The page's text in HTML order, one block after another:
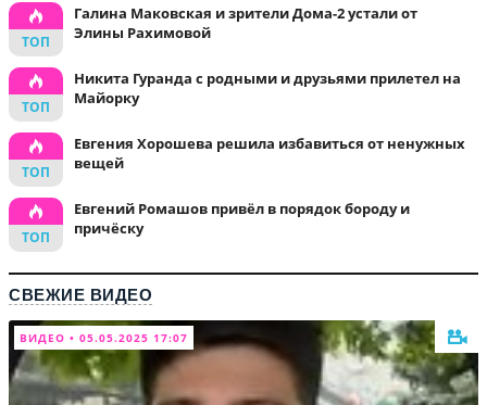
Галина Маковская и зрители Дома-2 устали от
Элины Рахимовой
Никита Гуранда с родными и друзьями прилетел на
Майорку
Евгения Хорошева решила избавиться от ненужных
вещей
Евгений Ромашов привёл в порядок бороду и
причёску
СВЕЖИЕ ВИДЕО
ВИДЕО • 05.05.2025 17:07